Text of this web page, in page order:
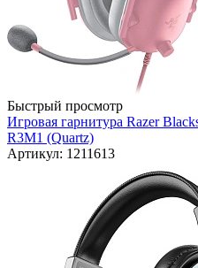
Быстрый просмотр
Игровая гарнитура Razer
R3M1 (Quartz)
Артикул: 1211613